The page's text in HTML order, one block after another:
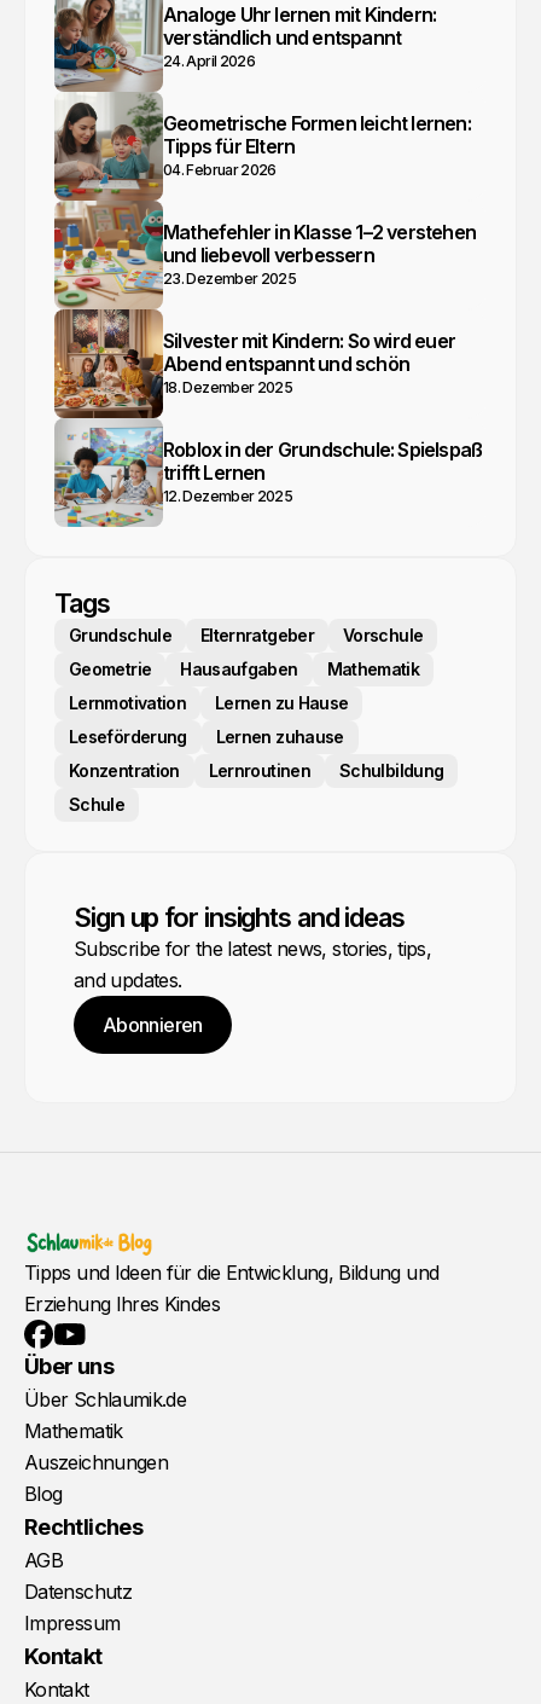
Analoge Uhr lernen mit Kindern:
verständlich und entspannt
24. April 2026
Geometrische Formen leicht lernen:
Tipps für Eltern
04. Februar 2026
Mathefehler in Klasse 1–2 verstehen
und liebevoll verbessern
23. Dezember 2025
Silvester mit Kindern: So wird euer
Abend entspannt und schön
18. Dezember 2025
Roblox in der Grundschule: Spielspaß
trifft Lernen
12. Dezember 2025
Tags
Grundschule Elternratgeber
Vorschule
Geometrie
Hausaufgaben
Mathematik
Lernmotivation
Lernen zu Hause
Leseförderung
Lernen zuhause
Konzentration
Lernroutinen
Schulbildung
Schule
Sign up for insights and ideas
Subscribe for the latest news, stories, tips,
and updates.
Abonnieren
Tipps und Ideen für die Entwicklung, Bildung und
Erziehung Ihres Kindes
Facebook
YouTube
Über uns
Über Schlaumik.de
Mathematik
Auszeichnungen
Blog
Rechtliches
AGB
Datenschutz
Impressum
Kontakt
Kontakt